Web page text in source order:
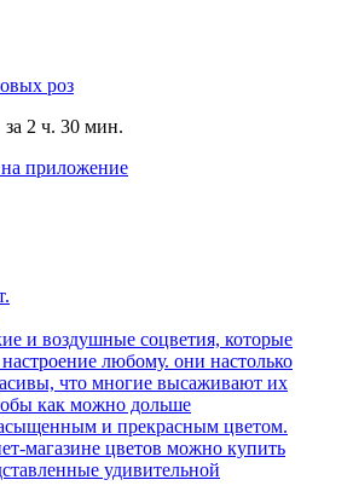
роз
за 2 ч. 30 мин.
приложение
и воздушные соцветия, которые
любому. они настолько
что многие высаживают их
как можно дольше
и прекрасным цветом.
магазине цветов можно купить
удивительной